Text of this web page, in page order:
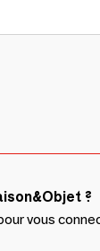
?
vous